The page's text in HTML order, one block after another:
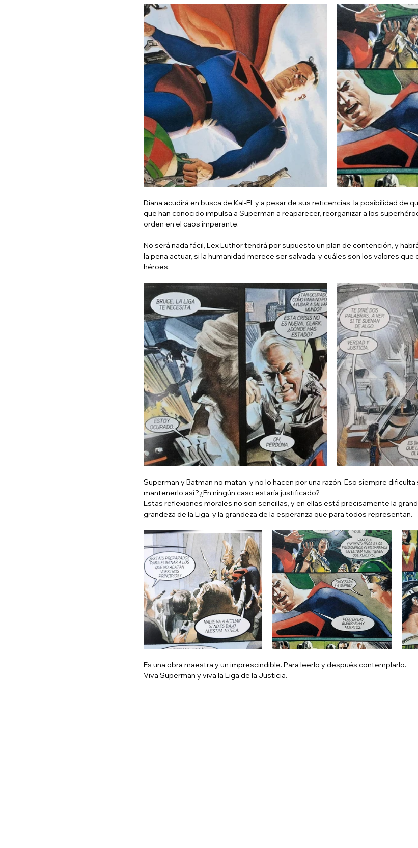
Diana acudirá en busca de Kal-El, y a pesar de sus reticencias, la posibilidad de
que han conocido impulsa a Superman a reaparecer, reorganizar a los
orden en el caos imperante.
No será nada fácil, Lex Luthor tendrá por supuesto un plan de contención, y
la pena actuar, si la humanidad merece ser salvada, y cuáles son los valores
héroes.
Superman y Batman no matan, y no lo hacen por una razón. Eso siempre
mantenerlo así?¿En ningún caso estaría justificado?
Estas reflexiones morales no son sencillas, y en ellas está precisamente la
grandeza de la Liga, y la grandeza de la esperanza que para todos representan.
Es una obra maestra y un imprescindible. Para leerlo y después contemplarlo.
Viva Superman y viva la Liga de la Justicia.